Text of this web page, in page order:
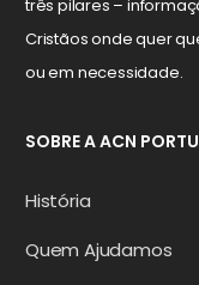
três pilares –
Cristãos onde quer
ou em necessidade.
SOBRE A ACN
História
Quem Ajudamos